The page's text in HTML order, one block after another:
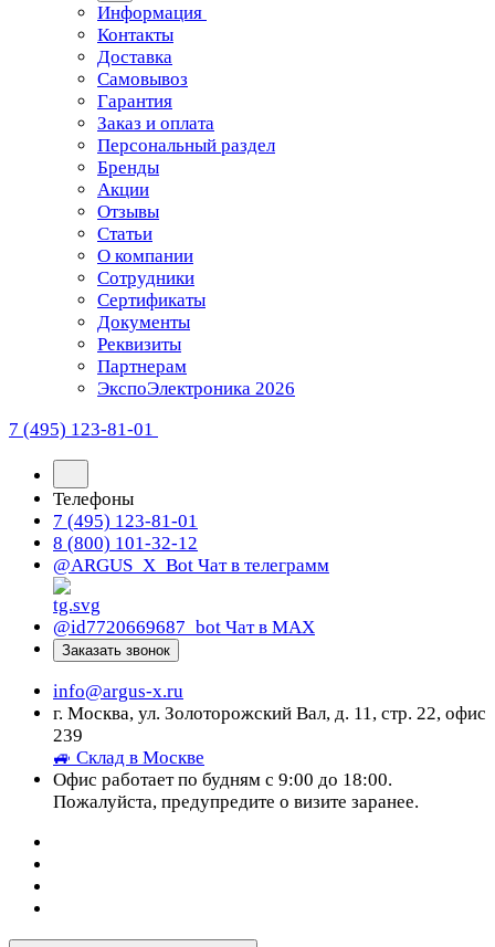
Информация
Контакты
Доставка
Самовывоз
Гарантия
Заказ и оплата
Персональный раздел
Бренды
Акции
Отзывы
Статьи
О компании
Сотрудники
Сертификаты
Документы
Реквизиты
Партнерам
ЭкспоЭлектроника 2026
7 (495) 123-81-01
Телефоны
7 (495) 123-81-01
8 (800) 101-32-12
@ARGUS_X_Bot Чат в телеграмм
@id7720669687_bot Чат в МАХ
Заказать звонок
info@argus-x.ru
г. Москва, ул. Золоторожский Вал, д. 11, стр. 22, офис
239
🚙 Склад в Москве
Офис работает по будням с 9:00 до 18:00.
Пожалуйста, предупредите о визите заранее.